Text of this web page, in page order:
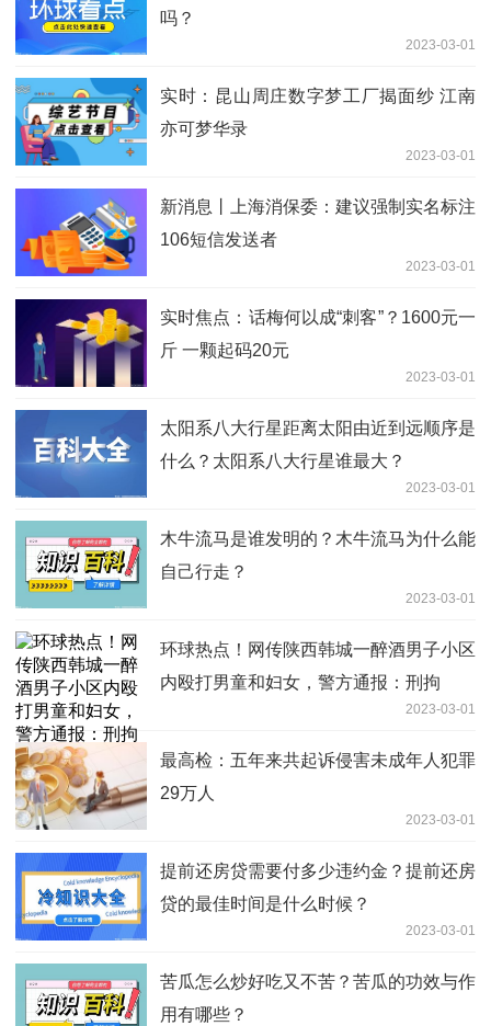
吗？
2023-03-01
实时：昆山周庄数字梦工厂揭面纱 江南
亦可梦华录
2023-03-01
新消息丨上海消保委：建议强制实名标注
106短信发送者
2023-03-01
实时焦点：话梅何以成“刺客”？1600元一
斤 一颗起码20元
2023-03-01
太阳系八大行星距离太阳由近到远顺序是
什么？太阳系八大行星谁最大？
2023-03-01
木牛流马是谁发明的？木牛流马为什么能
自己行走？
2023-03-01
环球热点！网传陕西韩城一醉酒男子小区
内殴打男童和妇女，警方通报：刑拘
2023-03-01
最高检：五年来共起诉侵害未成年人犯罪
29万人
2023-03-01
提前还房贷需要付多少违约金？提前还房
贷的最佳时间是什么时候？
2023-03-01
苦瓜怎么炒好吃又不苦？苦瓜的功效与作
用有哪些？